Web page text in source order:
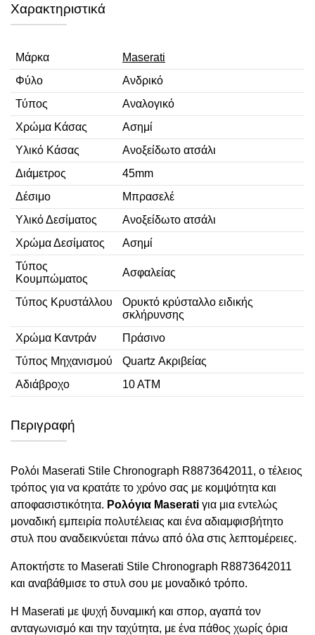
Χαρακτηριστικά
Μάρκα
Maserati
Φύλο
Ανδρικό
Τύπος
Αναλογικό
Χρώμα Κάσας
Ασημί
Υλικό Κάσας
Ανοξείδωτο ατσάλι
Διάμετρος
45mm
Δέσιμο
Μπρασελέ
Υλικό Δεσίματος
Ανοξείδωτο ατσάλι
Χρώμα Δεσίματος
Ασημί
Τύπος
Κουμπώματος
Ασφαλείας
Τύπος Κρυστάλλου
Ορυκτό κρύσταλλο ειδικής
σκλήρυνσης
Χρώμα Καντράν
Πράσινο
Τύπος Μηχανισμού
Quartz Ακριβείας
Αδιάβροχο
10 ΑΤΜ
Περιγραφή
Ρολόι Maserati Stile Chronograph R8873642011, ο τέλειος
τρόπος για να κρατάτε το χρόνο σας με κομψότητα και
αποφασιστικότητα. Ρολόγια Maserati για μια εντελώς
μοναδική εμπειρία πολυτέλειας και ένα αδιαμφισβήτητο
στυλ που αναδεικνύεται πάνω από όλα στις λεπτομέρειες.
Aπoκτήστε το Maserati Stile Chronograph R8873642011
και αναβάθμισε το στυλ σου με μοναδικό τρόπο.
Η Maserati με ψυχή δυναμική και σπορ, αγαπά τον
ανταγωνισμό και την ταχύτητα, με ένα πάθος χωρίς όρια